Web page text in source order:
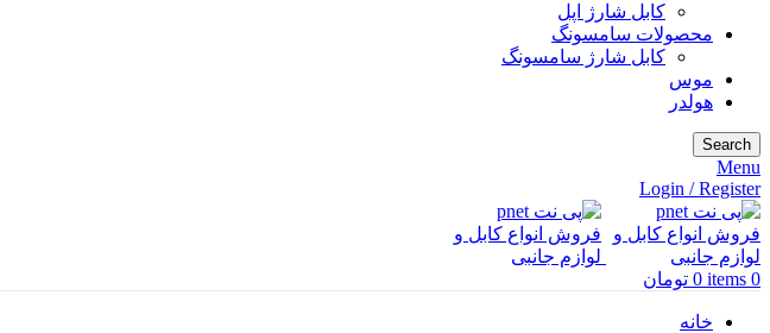
کابل شارژ اپل
محصولات سامسونگ
کابل شارژ سامسونگ
موس
هولدر
Search
Menu
Login / Register
0
items
0 تومان
خانه